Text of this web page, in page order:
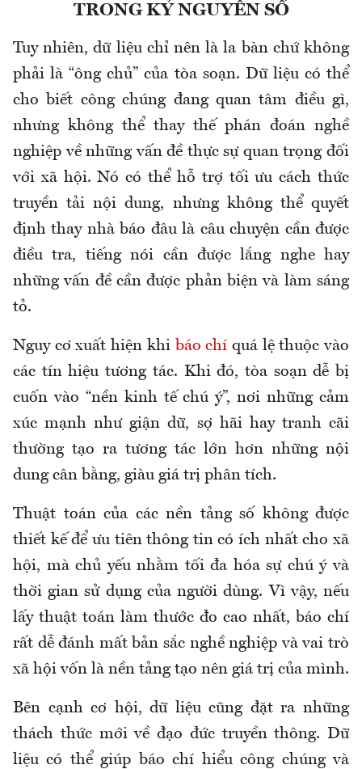
TRONG KỶ NGUYÊN SỐ
Tuy nhiên, dữ liệu chỉ nên là la bàn chứ không
phải là “ông chủ” của tòa soạn. Dữ liệu có thể
cho biết công chúng đang quan tâm điều gì,
nhưng không thể thay thế phán đoán nghề
nghiệp về những vấn đề thực sự quan trọng đối
với xã hội. Nó có thể hỗ trợ tối ưu cách thức
truyền tải nội dung, nhưng không thể quyết
định thay nhà báo đâu là câu chuyện cần được
điều tra, tiếng nói cần được lắng nghe hay
những vấn đề cần được phản biện và làm sáng
tỏ.
Nguy cơ xuất hiện khi báo chí quá lệ thuộc vào
các tín hiệu tương tác. Khi đó, tòa soạn dễ bị
cuốn vào “nền kinh tế chú ý”, nơi những cảm
xúc mạnh như giận dữ, sợ hãi hay tranh cãi
thường tạo ra tương tác lớn hơn những nội
dung cân bằng, giàu giá trị phân tích.
Thuật toán của các nền tảng số không được
thiết kế để ưu tiên thông tin có ích nhất cho xã
hội, mà chủ yếu nhằm tối đa hóa sự chú ý và
thời gian sử dụng của người dùng. Vì vậy, nếu
lấy thuật toán làm thước đo cao nhất, báo chí
rất dễ đánh mất bản sắc nghề nghiệp và vai trò
xã hội vốn là nền tảng tạo nên giá trị của mình.
Bên cạnh cơ hội, dữ liệu cũng đặt ra những
thách thức mới về đạo đức truyền thông. Dữ
liệu có thể giúp báo chí hiểu công chúng và